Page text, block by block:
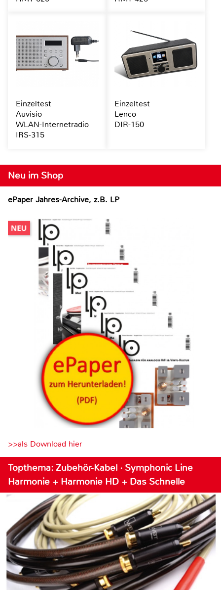
Neu im Shop
ePaper Jahres-Archive, z.B. LP
>>als Download hier
Topthema: Zubehör-Kabel · Symphonic Line
Harmonie + Harmonie HD + Das Schnelle
Einzeltest
Auvisio
WLAN-Internetradio
IRS-315
Einzeltest
Lenco
DIR-150